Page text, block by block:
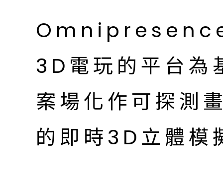
3D電玩的平台為
案場化作可探測
的即時3D立體模